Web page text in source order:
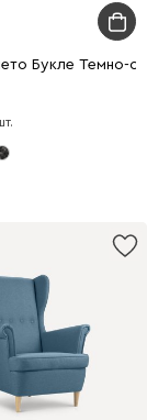
Букле Темно-